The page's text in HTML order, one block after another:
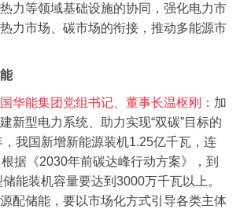
力等领域基础设施的协同，强化电力市
力市场、碳市场的衔接，推动多能源市
华能集团党组书记、董事长温枢刚： 加
新型电力系统、助力实现“双碳”目标的
我国新增新能源装机1.25亿千瓦，连
据《2030年前碳达峰行动方案》，到
能装机容量要达到3000万千瓦以上。
配储能，要以市场化方式引导各类主体